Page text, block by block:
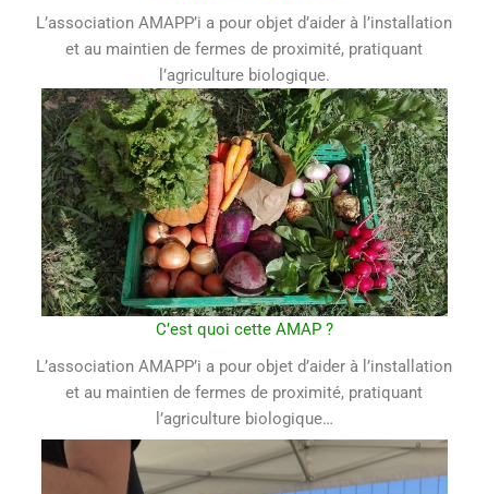
L’association AMAPP’i a pour objet d’aider à l’installation
et au maintien de fermes de proximité, pratiquant
l’agriculture biologique.
C’est quoi cette AMAP ?
L’association AMAPP’i a pour objet d’aider à l’installation
et au maintien de fermes de proximité, pratiquant
l’agriculture biologique…